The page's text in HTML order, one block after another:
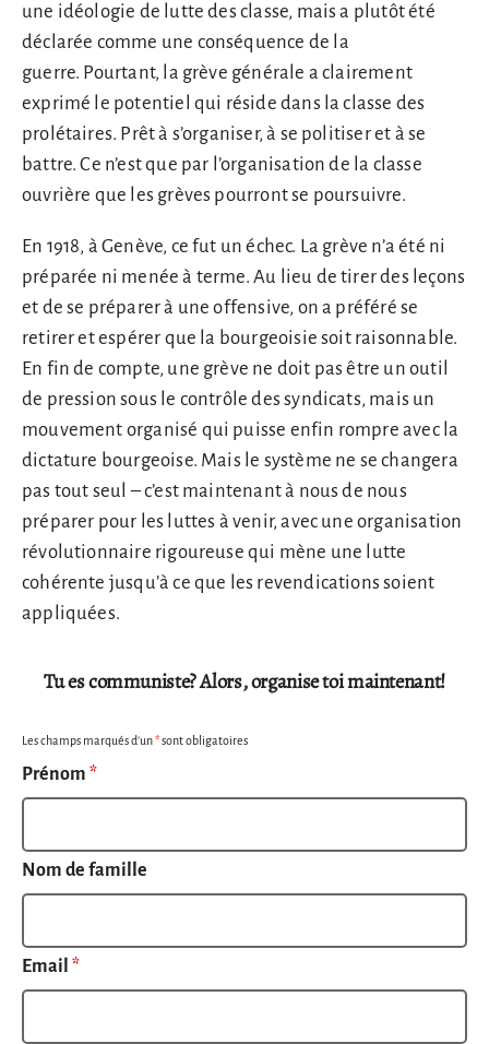
une idéologie de lutte des classe, mais a plutôt été
déclarée comme une conséquence de la
guerre. Pourtant, la grève générale a clairement
exprimé le potentiel qui réside dans la classe des
prolétaires. Prêt à s’organiser, à se politiser et à se
battre. Ce n’est que par l’organisation de la classe
ouvrière que les grèves pourront se poursuivre.
En 1918, à Genève, ce fut un échec. La grève n’a été ni
préparée ni menée à terme. Au lieu de tirer des leçons
et de se préparer à une offensive, on a préféré se
retirer et espérer que la bourgeoisie soit raisonnable.
En fin de compte, une grève ne doit pas être un outil
de pression sous le contrôle des syndicats, mais un
mouvement organisé qui puisse enfin rompre avec la
dictature bourgeoise. Mais le système ne se changera
pas tout seul – c’est maintenant à nous de nous
préparer pour les luttes à venir, avec une organisation
révolutionnaire rigoureuse qui mène une lutte
cohérente jusqu’à ce que les revendications soient
appliquées.
Tu es communiste? Alors, organise toi maintenant!
Les champs marqués d’un*sont obligatoires
Prénom *
Nom de famille
Email *